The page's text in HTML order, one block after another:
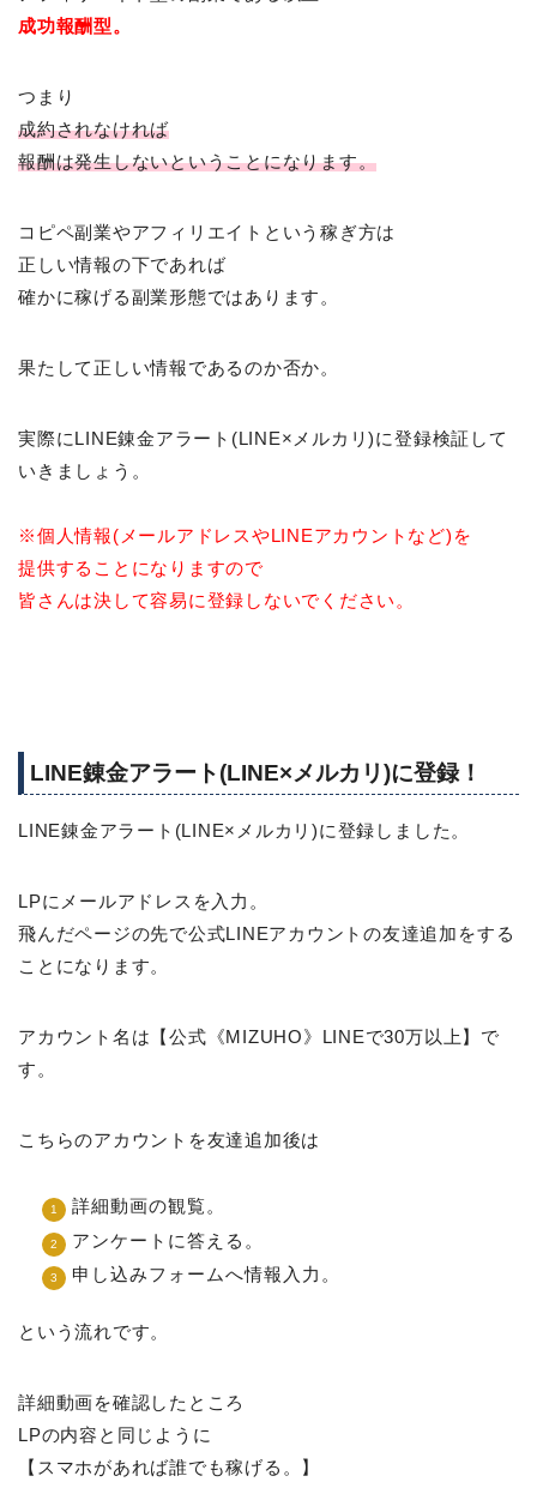
成功報酬型。
つまり
成約されなければ
報酬は発生しないということになります。
コピペ副業やアフィリエイトという稼ぎ方は
正しい情報の下であれば
確かに稼げる副業形態ではあります。
果たして正しい情報であるのか否か。
実際にLINE錬金アラート(LINE×メルカリ)に登録検証して
いきましょう。
※個人情報(メールアドレスやLINEアカウントなど)を
提供することになりますので
皆さんは決して容易に登録しないでください。
LINE錬金アラート(LINE×メルカリ)に登録！
LINE錬金アラート(LINE×メルカリ)に登録しました。
LPにメールアドレスを入力。
飛んだページの先で公式LINEアカウントの友達追加をする
ことになります。
アカウント名は【公式《MIZUHO》LINEで30万以上】で
す。
こちらのアカウントを友達追加後は
詳細動画の観覧。
アンケートに答える。
申し込みフォームへ情報入力。
という流れです。
詳細動画を確認したところ
LPの内容と同じように
【スマホがあれば誰でも稼げる。】